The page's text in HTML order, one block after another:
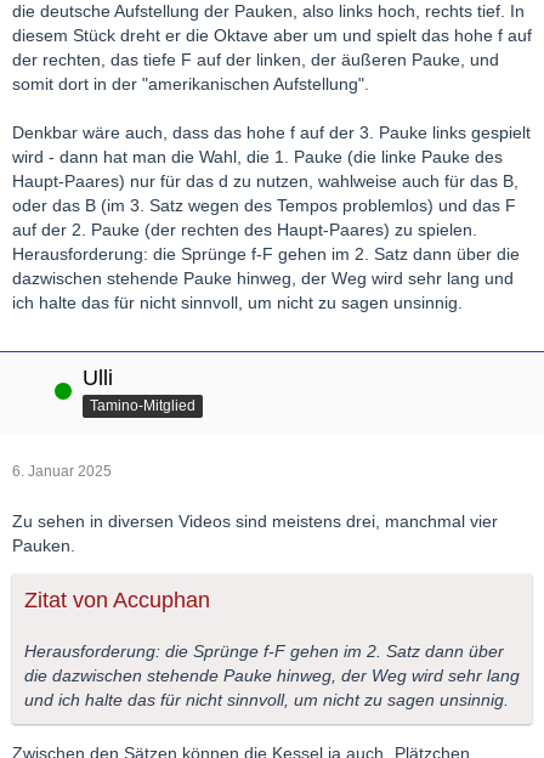
die deutsche Aufstellung der Pauken, also links hoch, rechts tief. In
diesem Stück dreht er die Oktave aber um und spielt das hohe f auf
der rechten, das tiefe F auf der linken, der äußeren Pauke, und
somit dort in der "amerikanischen Aufstellung".
Denkbar wäre auch, dass das hohe f auf der 3. Pauke links gespielt
wird - dann hat man die Wahl, die 1. Pauke (die linke Pauke des
Haupt-Paares) nur für das d zu nutzen, wahlweise auch für das B,
oder das B (im 3. Satz wegen des Tempos problemlos) und das F
auf der 2. Pauke (der rechten des Haupt-Paares) zu spielen.
Herausforderung: die Sprünge f-F gehen im 2. Satz dann über die
dazwischen stehende Pauke hinweg, der Weg wird sehr lang und
ich halte das für nicht sinnvoll, um nicht zu sagen unsinnig.
Online Ulli
Tamino-Mitglied
6. Januar 2025
Zu sehen in diversen Videos sind meistens drei, manchmal vier
Pauken.
Zitat von Accuphan
Herausforderung: die Sprünge f-F gehen im 2. Satz dann über
die dazwischen stehende Pauke hinweg, der Weg wird sehr lang
und ich halte das für nicht sinnvoll, um nicht zu sagen unsinnig.
Zwischen den Sätzen können die Kessel ja auch „Plätzchen